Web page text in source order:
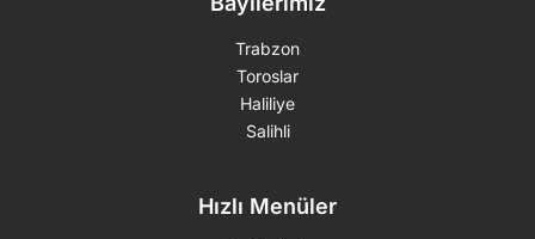
Trabzon
Toroslar
Haliliye
Salihli
Hızlı Menüler